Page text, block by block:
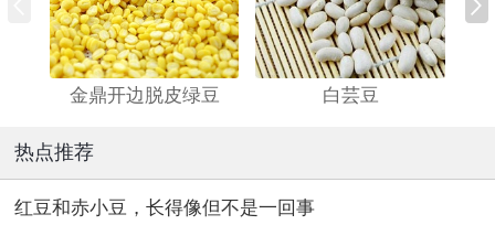
金鼎开边脱皮绿豆 白芸豆
热点推荐
红豆和赤小豆，长得像但不是一回事